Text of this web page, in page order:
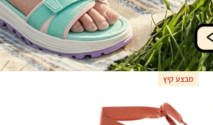
מבצע קיץ